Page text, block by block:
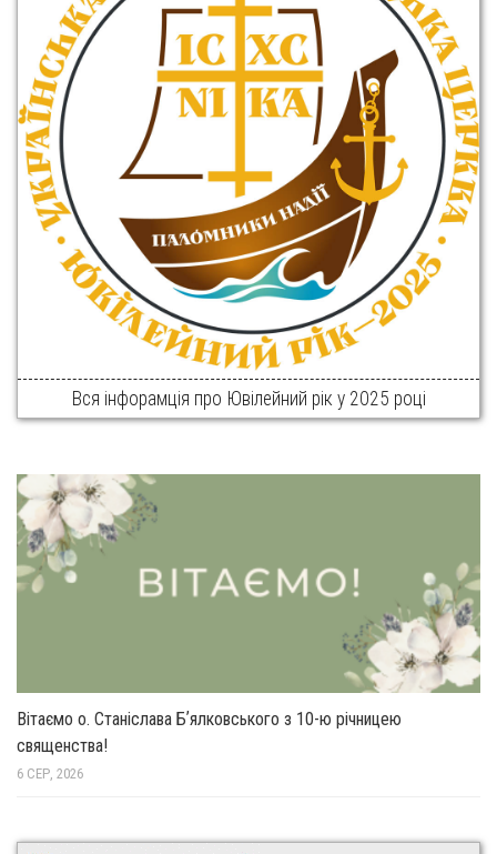
Вся інфорамція про Ювілейний рік у 2025 році
Вітаємо о. Станіслава Бʼялковського з 10-ю річницею
священства!
6 СЕР, 2026